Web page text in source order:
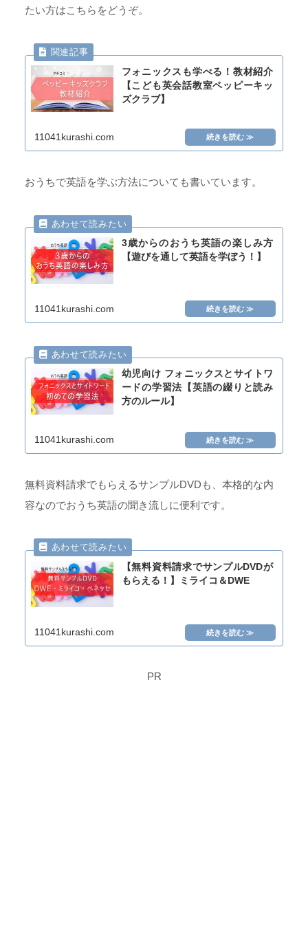
たい方はこちらをどうぞ。
フォニックスも学べる！教材紹介
【こども英会話教室ペッピーキッ
ズクラブ】
11041kurashi.com
おうちで英語を学ぶ方法についても書いています。
3歳からのおうち英語の楽しみ方
【遊びを通して英語を学ぼう！】
11041kurashi.com
幼児向け フォニックスとサイトワ
ードの学習法【英語の綴りと読み
方のルール】
11041kurashi.com
無料資料請求でもらえるサンプルDVDも、本格的な内
容なのでおうち英語の聞き流しに便利です。
【無料資料請求でサンプルDVDが
もらえる！】ミライコ＆DWE
11041kurashi.com
PR